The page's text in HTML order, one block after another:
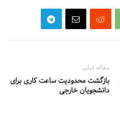
مقاله قبلی
بازگشت محدودیت ساعت کاری برای
دانشجویان خارجی